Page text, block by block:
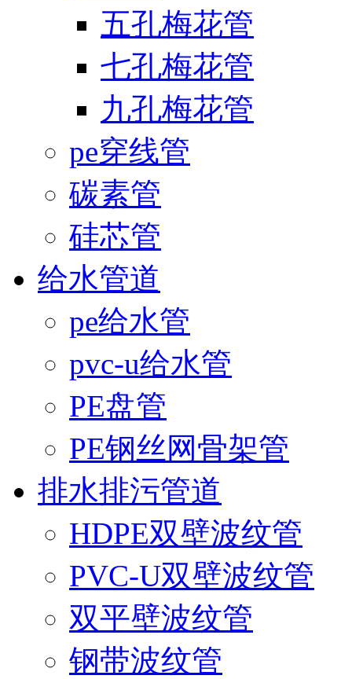
五孔梅花管
七孔梅花管
九孔梅花管
pe穿线管
碳素管
硅芯管
给水管道
pe给水管
pvc-u给水管
PE盘管
PE钢丝网骨架管
排水排污管道
HDPE双壁波纹管
PVC-U双壁波纹管
双平壁波纹管
钢带波纹管